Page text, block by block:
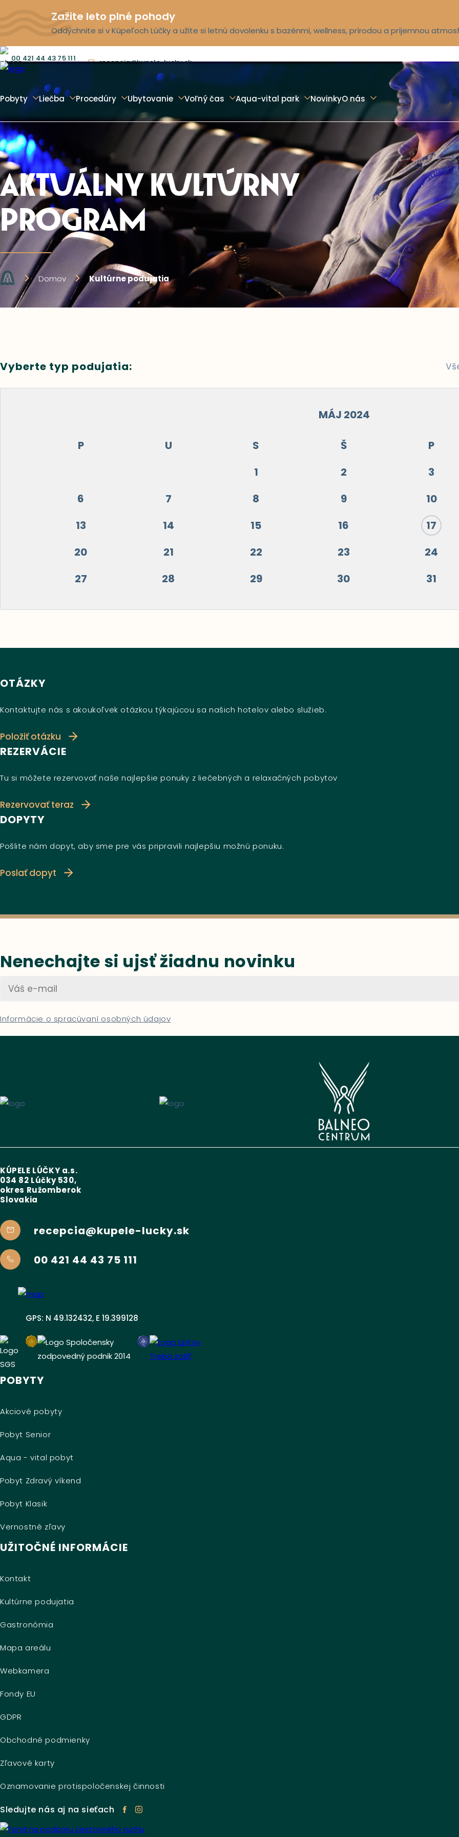
Zažite leto plné pohody
Oddýchnite si v Kúpeľoch Lúčky a užite si letnú dovolenku s bazénmi, wellness, prírodou a príjemnou
00 421 44 43 75 111 recepcia@kupele-lucky.sk
Pobyty Liečba Procedúry Ubytovanie Voľný čas Aqua-vital park NovinkyO nás
AKTUÁLNY KULTÚRNY
PROGRAM
Domov Kultúrne podujatia
Vyberte typ podujatia:
MÁJ 2024
P U S Š P
1
2 3
6
7 8 9 10
13
14 15 16 17
20
21 22 23 24
27
28 29 30 31
OTÁZKY
Kontaktujte nás s akoukoľvek otázkou týkajúcou sa našich hotelov alebo služieb.
Položiť otázku
REZERVÁCIE
Tu si môžete rezervovať naše najlepšie ponuky z liečebných a relaxačných pobytov
Rezervovať teraz
DOPYTY
Pošlite nám dopyt, aby sme pre vás pripravili najlepšiu možnú ponuku.
Poslať dopyt
Nenechajte si ujsť žiadnu novinku
Informácie o spracúvaní osobných údajov
KÚPELE LÚČKY a.s.
034 82 Lúčky 530,
okres Ružomberok
Slovakia
recepcia@kupele-lucky.sk
00 421 44 43 75 111
GPS: N 49.132432, E 19.399128
POBYTY
Akciové pobyty
Pobyt Senior
Aqua - vital pobyt
Pobyt Zdravý víkend
Pobyt Klasik
Vernostné zľavy
UŽITOČNÉ INFORMÁCIE
Kontakt
Kultúrne podujatia
Gastronómia
Mapa areálu
Webkamera
Fondy EU
GDPR
Obchodné podmienky
Zľavové karty
Oznamovanie protispoločenskej činnosti
Sledujte nás aj na sieťach